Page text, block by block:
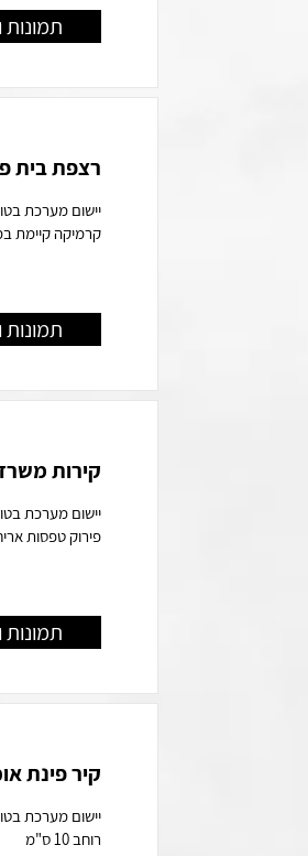
תמונות
רצפת בית
יישום מערכת
קרמיקה קיימת
תמונות
קירות
יישום מערכת
פירוק טפסות אריחי
תמונות
קיר פינת
יישום מערכת
רוחב 10 ס"מ